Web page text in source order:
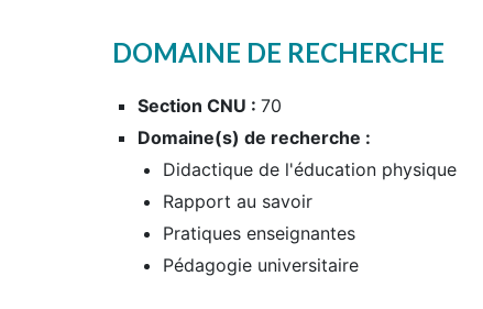
DOMAINE DE RECHERCHE
Section CNU : 70
Domaine(s) de recherche :
Didactique de l'éducation physique
Rapport au savoir
Pratiques enseignantes
Pédagogie universitaire